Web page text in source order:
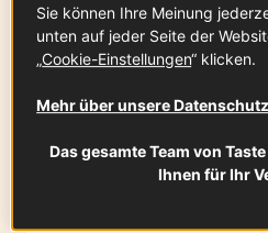
Perlhuhn Label
Sie können Ihre Meinung
unten auf jeder Seite der
„Cookie-Einstellungen“ klicken.
Mehr über unsere
Das gesamte Team von
Ihnen für Ihr